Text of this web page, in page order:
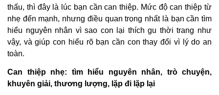
thấu, thì đây là lúc bạn cần can thiệp. Mức độ can thiệp từ
nhẹ đến mạnh, nhưng điều quan trọng nhất là bạn cần tìm
hiểu nguyên nhân vì sao con lại thích gu thời trang như
vậy, và giúp con hiểu rõ bạn cần con thay đổi vì lý do an
toàn.
Can thiệp nhẹ: tìm hiểu nguyên nhân, trò chuyện,
khuyên giải, thương lượng, lặp đi lặp lại